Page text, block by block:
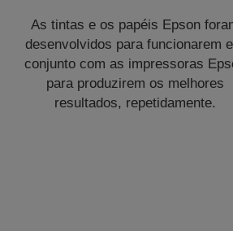
As tintas e os papéis Epson
desenvolvidos para funcionarem
conjunto com as impressoras
para produzirem os melhores
resultados, repetidamente.